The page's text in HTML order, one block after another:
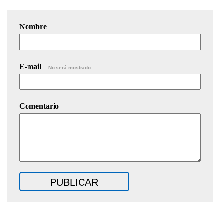
Nombre
E-mail No será mostrado.
Comentario